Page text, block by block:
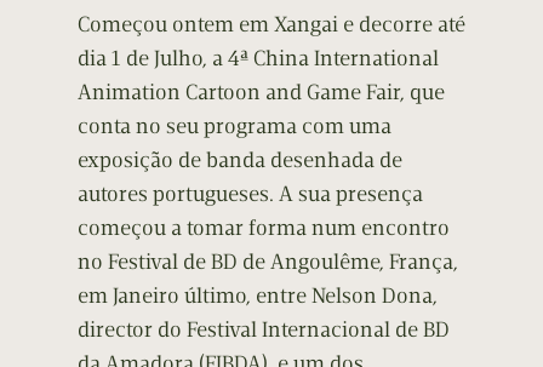
Começou ontem em Xangai e decorre até
dia 1 de Julho, a 4ª China International
Animation Cartoon and Game Fair, que
conta no seu programa com uma
exposição de banda desenhada de
autores portugueses. A sua presença
começou a tomar forma num encontro
no Festival de BD de Angoulême, França,
em Janeiro último, entre Nelson Dona,
director do Festival Internacional de BD